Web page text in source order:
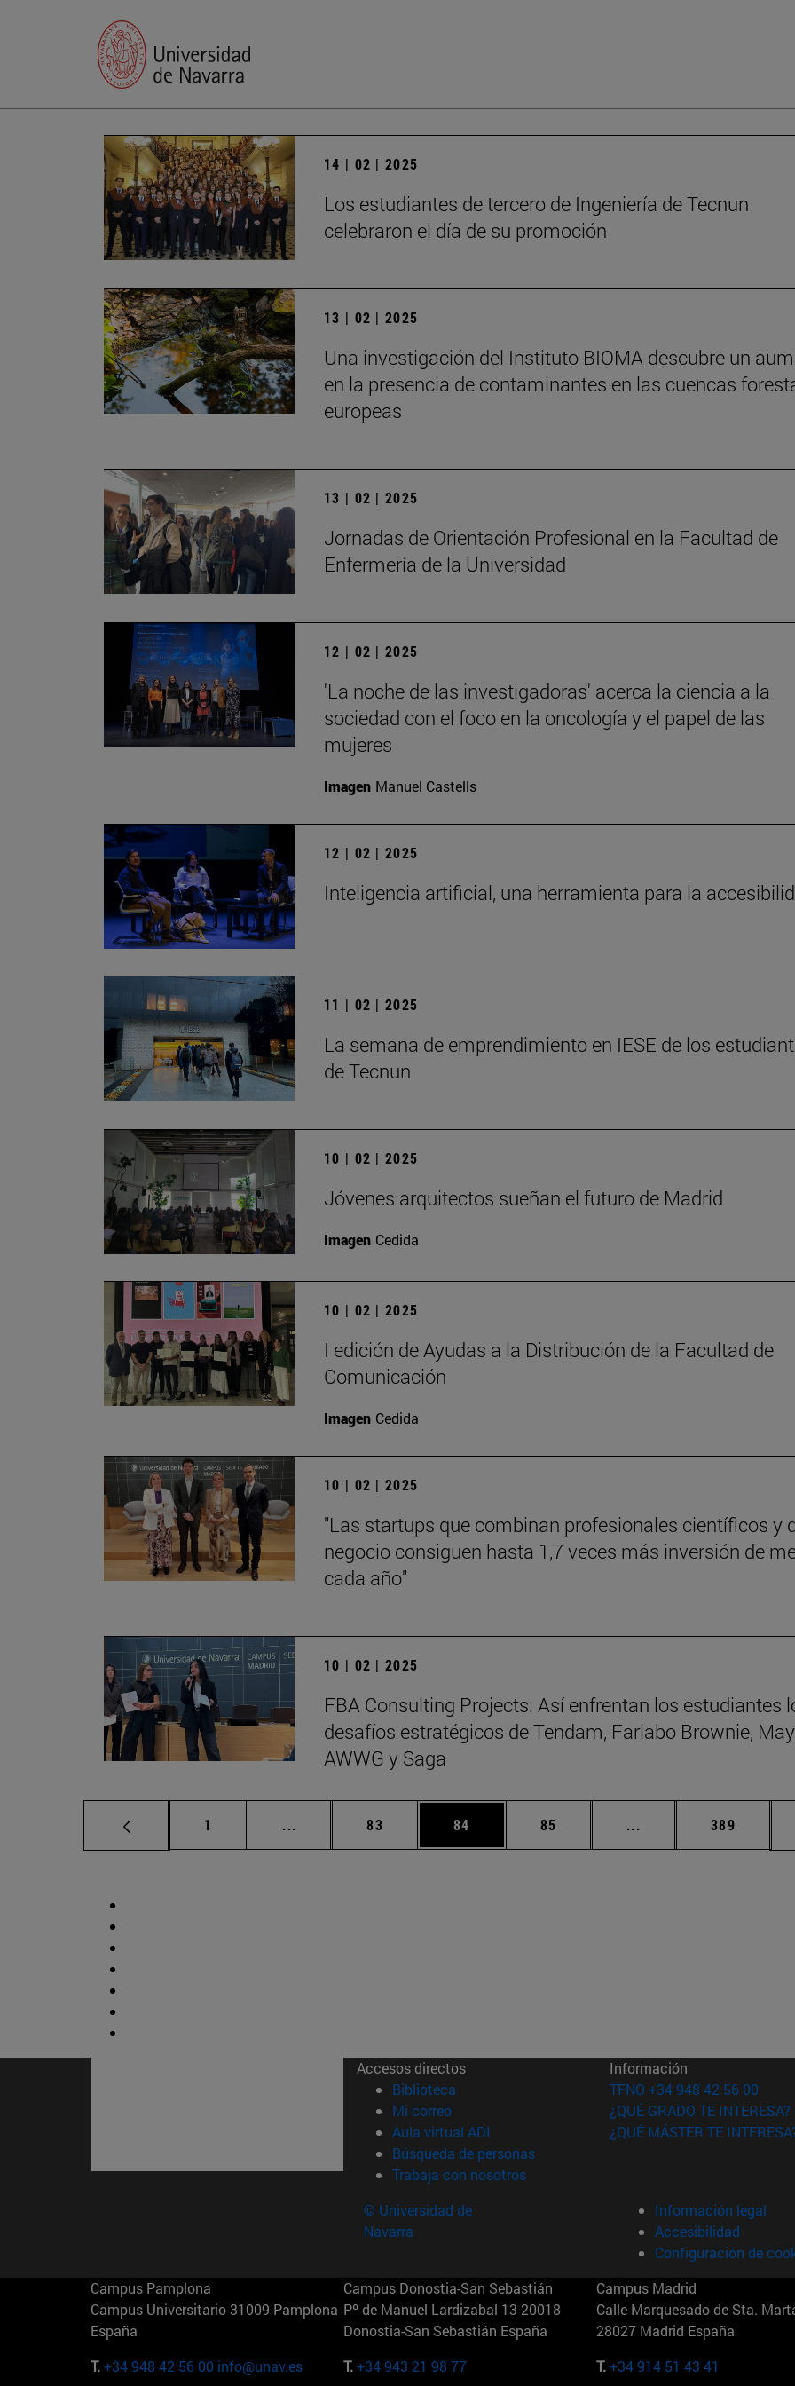
14 | 02 | 2025
Los estudiantes de tercero de Ingeniería de Tecnun
celebraron el día de su promoción
13 | 02 | 2025
Una investigación del Instituto BIOMA descubre un
en la presencia de contaminantes en las cuencas
europeas
13 | 02 | 2025
Jornadas de Orientación Profesional en la Facultad de
Enfermería de la Universidad
12 | 02 | 2025
'La noche de las investigadoras' acerca la ciencia a la
sociedad con el foco en la oncología y el papel de las
mujeres
Imagen Manuel Castells
12 | 02 | 2025
Inteligencia artificial, una herramienta para la
11 | 02 | 2025
La semana de emprendimiento en IESE de los
de Tecnun
10 | 02 | 2025
Jóvenes arquitectos sueñan el futuro de Madrid
Imagen Cedida
10 | 02 | 2025
I edición de Ayudas a la Distribución de la Facultad de
Comunicación
Imagen Cedida
10 | 02 | 2025
"Las startups que combinan profesionales científicos y
negocio consiguen hasta 1,7 veces más inversión de
cada año"
10 | 02 | 2025
FBA Consulting Projects: Así enfrentan los estudiantes
desafíos estratégicos de Tendam, Farlabo Brownie,
AWWG y Saga
Página
1 ... Páginas intermedias Use TAB para desplazarse.
Página
83 Página
84 Página
85 ... Páginas intermedias
Página
389
Accesos directos
Biblioteca (abre en nueva ventana)
Mi correo(abre en nueva ventana)
Aula virtual ADI (abre en nueva ventana)
Búsqueda de personas(abre en nueva ventana)
Trabaja con nosotros(abre en nueva ventana)
Información
TFNO +34 948 42 56 00
¿QUÉ GRADO TE INTERESA?
¿QUÉ MÁSTER TE
© Universidad de
Navarra
Información legal
Accesibilidad
Configuración de
Campus Pamplona
Campus Universitario 31009 Pamplona
España
T.+34 948 42 56 00 info@unav.es
Campus Donostia-San Sebastián
Pº de Manuel Lardizabal 13 20018
Donostia-San Sebastián España
T.+34 943 21 98 77
Campus Madrid
Calle Marquesado de Sta.
28027 Madrid España
T.+34 914 51 43 41